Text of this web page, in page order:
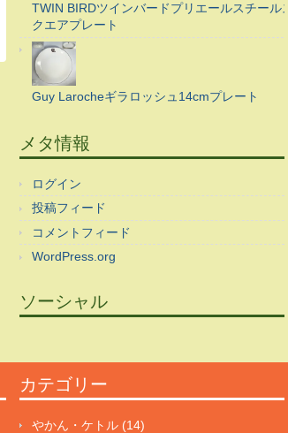
TWIN BIRDツインバードプリエールスチールス
クエアプレート
Guy Larocheギラロッシュ14cmプレート
メタ情報
ログイン
投稿フィード
コメントフィード
WordPress.org
ソーシャル
カテゴリー
やかん・ケトル (14)